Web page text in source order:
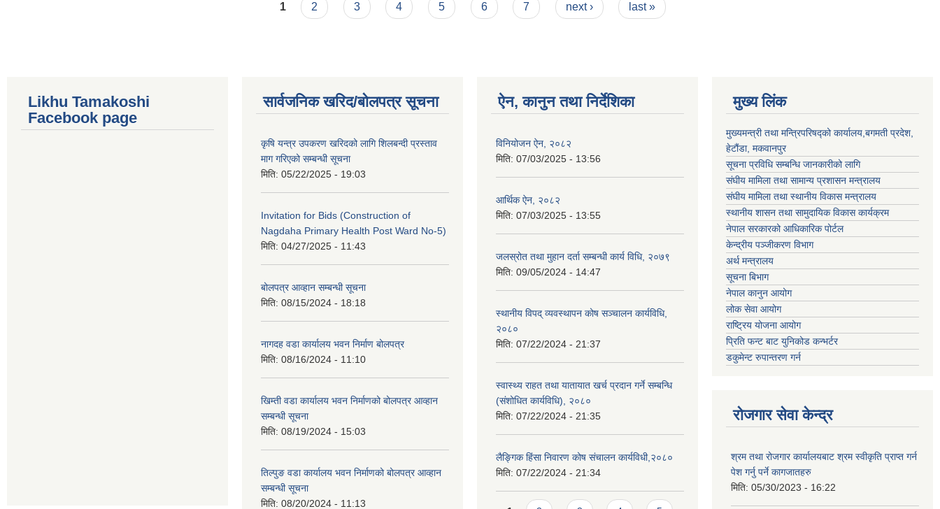
1 2 3 4 5 6 7 next › last »
Likhu Tamakoshi
Facebook page
सार्वजनिक खरिद/बोलपत्र सूचना
कृषि यन्त्र उपकरण खरिदको लागि शिलबन्दी प्रस्ताव
माग गरिएको सम्बन्धी सूचना
मिति: 05/22/2025 - 19:03
Invitation for Bids (Construction of
Nagdaha Primary Health Post Ward No-5)
मिति: 04/27/2025 - 11:43
बोलपत्र आव्हान सम्बन्धी सूचना
मिति: 08/15/2024 - 18:18
नागदह वडा कार्यालय भवन निर्माण बोलपत्र
मिति: 08/16/2024 - 11:10
खिम्ती वडा कार्यालय भवन निर्माणको बोलपत्र आव्हान
सम्बन्धी सूचना
मिति: 08/19/2024 - 15:03
तिल्पुङ वडा कार्यालय भवन निर्माणको बोलपत्र आव्हान
सम्बन्धी सूचना
मिति: 08/20/2024 - 11:13
ऐन, कानुन तथा निर्देशिका
विनियोजन ऐन, २०८२
मिति: 07/03/2025 - 13:56
आर्थिक ऐन, २०८२
मिति: 07/03/2025 - 13:55
जलस्रोत तथा मुहान दर्ता सम्बन्धी कार्य विधि, २०७९
मिति: 09/05/2024 - 14:47
स्थानीय विपद् व्यवस्थापन कोष सञ्चालन कार्यविधि,
२०८०
मिति: 07/22/2024 - 21:37
स्वास्थ्य राहत तथा यातायात खर्च प्रदान गर्ने सम्बन्धि
(संशोधित कार्यविधि), २०८०
मिति: 07/22/2024 - 21:35
लैङ्गिक हिंसा निवारण कोष संचालन कार्यविधी,२०८०
मिति: 07/22/2024 - 21:34
मुख्य लिंक
मुख्यमन्त्री तथा मन्त्रिपरिषद्को कार्यालय,बगमती प्रदेश,
हेटौंडा, मकवानपुर
सूचना प्रविधि सम्बन्धि जानकारीको लागि
संघीय मामिला तथा सामान्य प्रशासन मन्त्रालय
संघीय मामिला तथा स्थानीय विकास मन्त्रालय
स्थानीय शासन तथा सामुदायिक विकास कार्यक्रम
नेपाल सरकारको आधिकारिक पोर्टल
केन्द्रीय पञ्जीकरण विभाग
अर्थ मन्त्रालय
सूचना बिभाग
नेपाल कानुन आयोग
लोक सेवा आयोग
राष्ट्रिय योजना आयोग
प्रिति फन्ट बाट युनिकोड कन्भर्टर
डकुमेन्ट रुपान्तरण गर्न
रोजगार सेवा केन्द्र
श्रम तथा रोजगार कार्यालयबाट श्रम स्वीकृति प्राप्त गर्न
पेश गर्नु पर्ने कागजातहरु
मिति: 05/30/2023 - 16:22